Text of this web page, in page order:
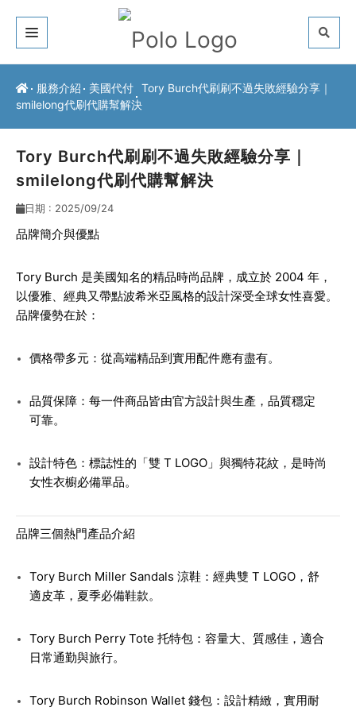
關於我們
服務介紹
常見問題
最新公告
服務介紹 美國代付 Tory Burch代刷刷不過失敗經驗分享｜
smilelong代刷代購幫解決
Tory Burch代刷刷不過失敗經驗分享｜
smilelong代刷代購幫解決
日期 : 2025/09/24
品牌簡介與優點
Tory Burch 是美國知名的精品時尚品牌，成立於 2004 年，
以優雅、經典又帶點波希米亞風格的設計深受全球女性喜愛。
品牌優勢在於：
價格帶多元：從高端精品到實用配件應有盡有。
品質保障：每一件商品皆由官方設計與生產，品質穩定
可靠。
設計特色：標誌性的「雙 T LOGO」與獨特花紋，是時尚
女性衣櫥必備單品。
品牌三個熱門產品介紹
Tory Burch Miller Sandals 涼鞋：經典雙 T LOGO，舒
適皮革，夏季必備鞋款。
Tory Burch Perry Tote 托特包：容量大、質感佳，適合
日常通勤與旅行。
Tory Burch Robinson Wallet 錢包：設計精緻，實用耐